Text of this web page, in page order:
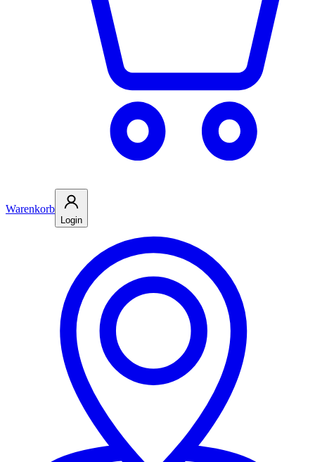
Warenkorb
Login